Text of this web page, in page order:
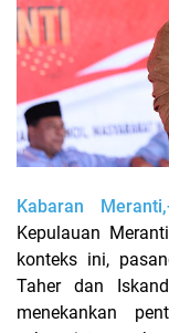
Kabaran
Kepulauan
konteks ini,
Taher dan
menekankan